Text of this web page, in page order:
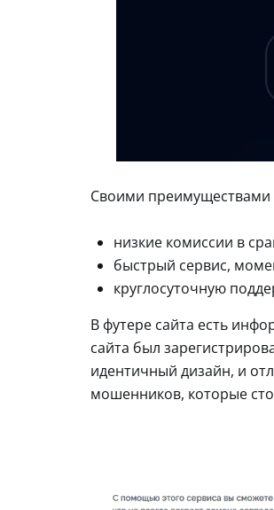
Своими преимуществами
низкие комиссии в
быстрый сервис,
круглосуточную
В футере сайта есть
сайта был
идентичный дизайн, и
мошенников, которые